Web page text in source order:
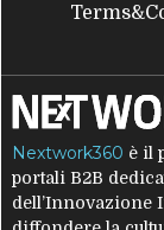
Nextwork360 è il
portali B2B
dell’Innovazione